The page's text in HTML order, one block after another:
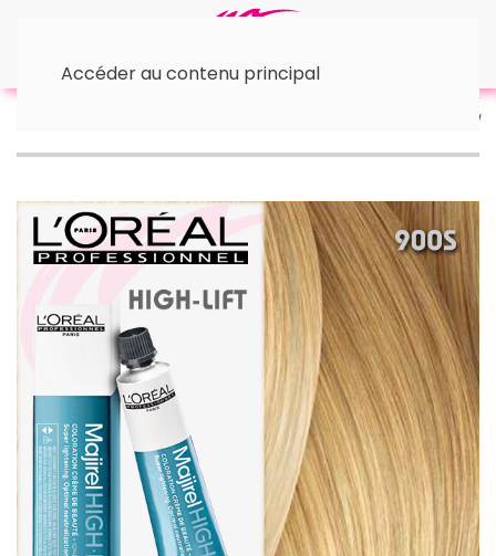
Accéder au contenu principal